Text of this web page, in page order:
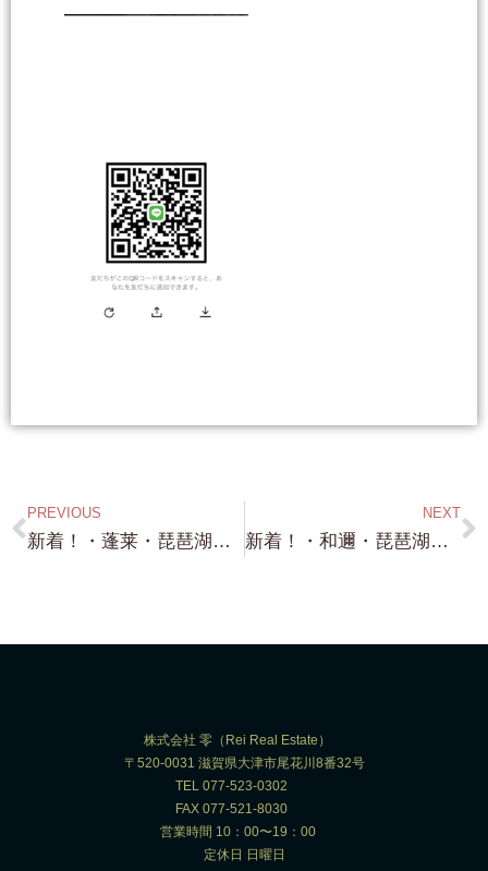
PREVIOUS
新着！・蓬莱・琵琶湖浜前・約734坪・更地 前面に琵琶湖一望！浜のすぐ道一本挟んで前です。前面の浜も使えます！（財産区から借りる形ですが））
NEXT
新着！・和邇・琵琶湖浜付き・約112.83坪・バッチリの浜付物件！・ことごとく 日々 見つけてきます（笑）ここは 水が綺麗です！
株式会社 零（Rei Real Estate）
〒520-0031 滋賀県大津市尾花川8番32号
TEL 077-523-0302
FAX 077-521-8030
営業時間 10：00〜19：00
定休日 日曜日